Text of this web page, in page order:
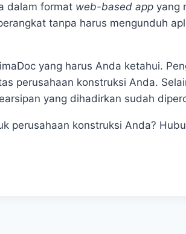
dalam format web-based app yang
tanpa harus mengunduh
yang harus Anda ketahui.
perusahaan konstruksi Anda.
yang dihadirkan sudah
perusahaan konstruksi Anda?